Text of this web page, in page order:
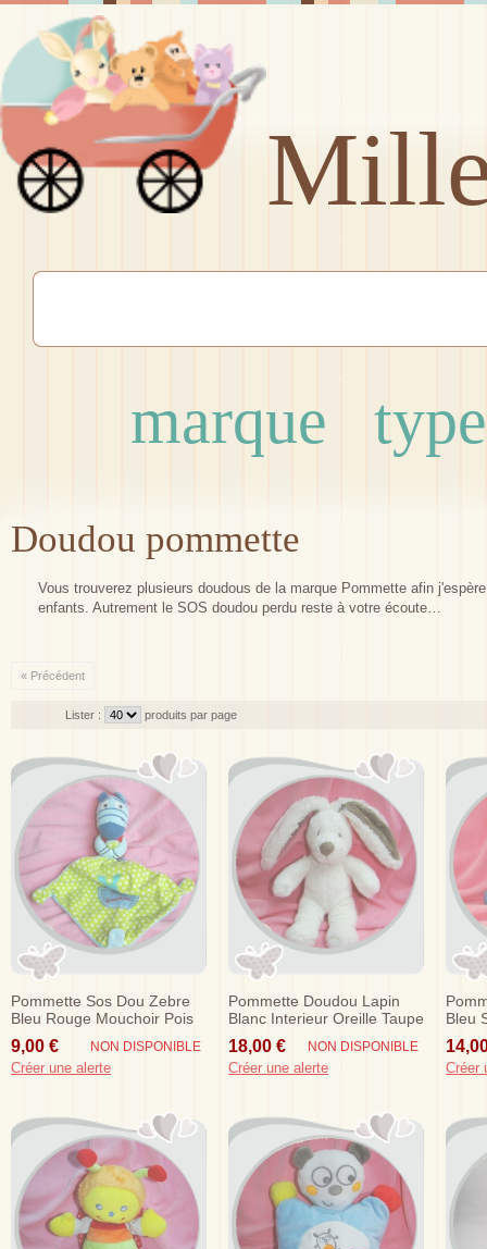
marque type
Doudou pommette
Vous trouverez plusieurs doudous de la marque Pommette afin
enfants. Autrement le SOS doudou perdu reste à votre écoute…
« Précédent
Lister : produits par page
Pommette Sos Dou Zebre
Bleu Rouge Mouchoir Pois
Vert Sos
9,00 € NON DISPONIBLE
Créer une alerte
Pommette Doudou Lapin
Blanc Interieur Oreille Taupe
Sos
18,00 € NON DISPONIBLE
Créer une alerte
Bleu
Créer